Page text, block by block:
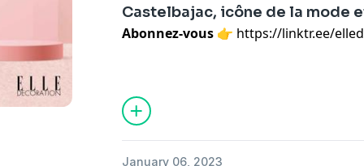
Castelbajac, icône de la mode
Abonnez-vous 👉 https://linktr.ee/
Jean-
constamment dessiné des meubles
avec une dizaine de maisons,
récemment dévoilé de la vaisselle avec
January 06, 2023